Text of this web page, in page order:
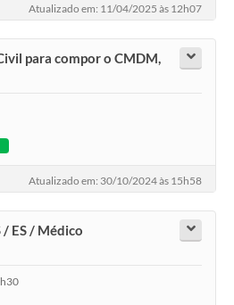
Atualizado em: 11/04/2025 às 12h07
para compor o CMDM,
Atualizado em: 30/10/2024 às 15h58
ES / Médico